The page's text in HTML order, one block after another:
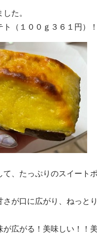
た。
（１００ｇ３６１円）！
、たっぷりのスイート
が口に広がり、ねっと
広がる！美味しい！！美